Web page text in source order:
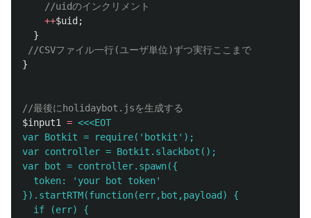
//uidのインクリメント
++$uid ;
}
//CSVファイル一行(ユーザ単位)ずつ実行ここまで
}
//最後にholidaybot.jsを生成する
$input1
= <<<EOT
var Botkit = require('botkit');
var controller = Botkit.slackbot();
var bot = controller.spawn({
  token: 'your bot token'
}).startRTM(function(err,bot,payload) {
  if (err) {